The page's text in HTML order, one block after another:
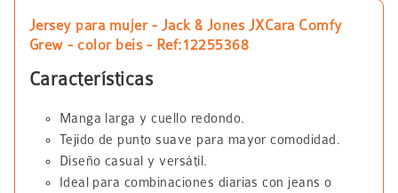
Jersey para mujer - Jack & Jones JXCara Comfy
Grew - color beis - Ref:12255368
Características
Manga larga y cuello redondo.
Tejido de punto suave para mayor comodidad.
Diseño casual y versátil.
Ideal para combinaciones diarias con jeans o